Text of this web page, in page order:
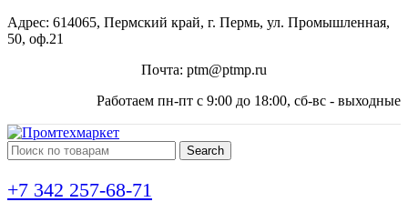
Адрес: 614065, Пермский край, г. Пермь, ул. Промышленная,
50, оф.21
Почта: ptm@ptmp.ru
Работаем пн-пт с 9:00 до 18:00, сб-вс - выходные
Search
+7 342 257-68-71